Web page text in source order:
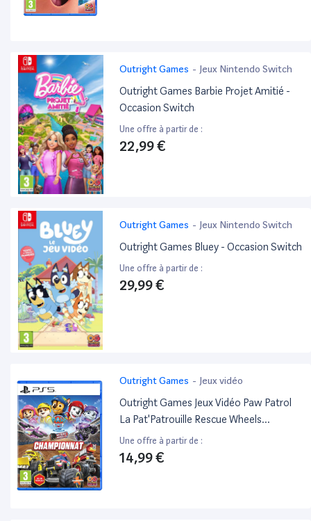
Outright Games - Jeux Nintendo Switch
Outright Games Barbie Projet Amitié -
Occasion Switch
Une offre à partir de :
22,99 €
Outright Games - Jeux Nintendo Switch
Outright Games Bluey - Occasion Switch
Une offre à partir de :
29,99 €
Outright Games - Jeux vidéo
Outright Games Jeux Vidéo Paw Patrol
La Pat'Patrouille Rescue Wheels
Championnat PlayStation 5 (PS5)
Une offre à partir de :
14,99 €